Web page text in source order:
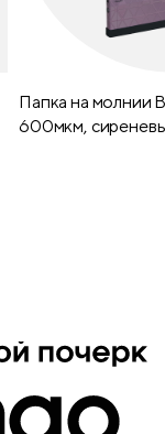
Папка на молнии
600мкм,